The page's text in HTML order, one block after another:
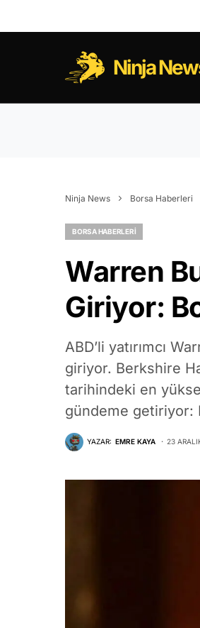
Ninja
Ninja News Borsa Haberleri
BORSA HABERLERI
Warren
Giriyor:
ABD’li yatırımcı
giriyor. Berkshire
tarihindeki en
gündeme getiriyor:
YAZAR: EMRE KAYA 23